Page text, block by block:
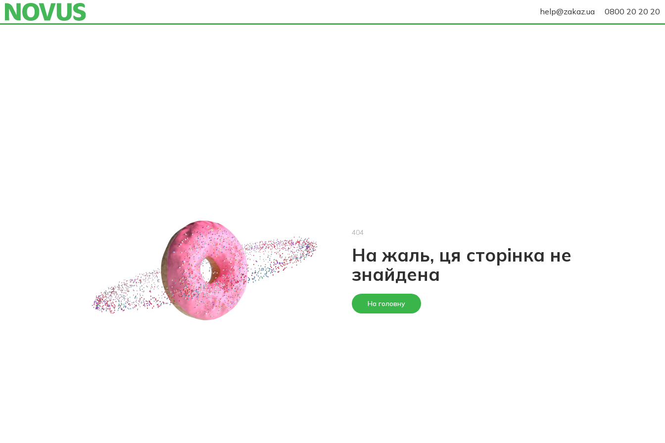
help@zakaz.ua 0800 20 20 20
404
На жаль, ця сторінка не
знайдена
На головну